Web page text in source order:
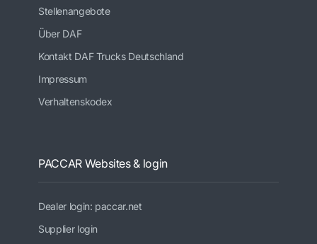
Stellenangebote
Über DAF
Kontakt DAF Trucks Deutschland
Impressum
Verhaltenskodex
PACCAR Websites & login
Dealer login: paccar.net
Supplier login